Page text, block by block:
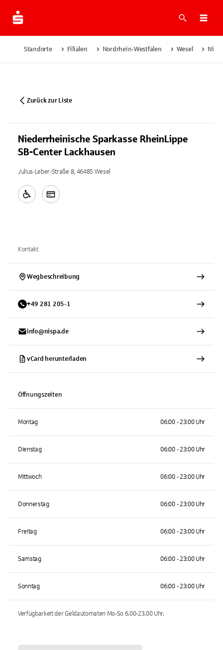
Suche
Standorte Filialen Nordrhein-Westfalen Wesel
Zurück zur Liste
Niederrheinische Sparkasse RheinLippe
SB-Center Lackhausen
Julius-Leber-Straße 8, 46485 Wesel
Kontakt
Wegbeschreibung
+49 281 205-1
info@nispa.de
vCard herunterladen
Öffnungszeiten
Montag 06:00 - 23:00 Uhr
Dienstag 06:00 - 23:00 Uhr
Mittwoch 06:00 - 23:00 Uhr
Donnerstag 06:00 - 23:00 Uhr
Freitag 06:00 - 23:00 Uhr
Samstag 06:00 - 23:00 Uhr
Sonntag 06:00 - 23:00 Uhr
Verfügbarkeit der Geldautomaten Mo-So 6.00-23.00Uhr.